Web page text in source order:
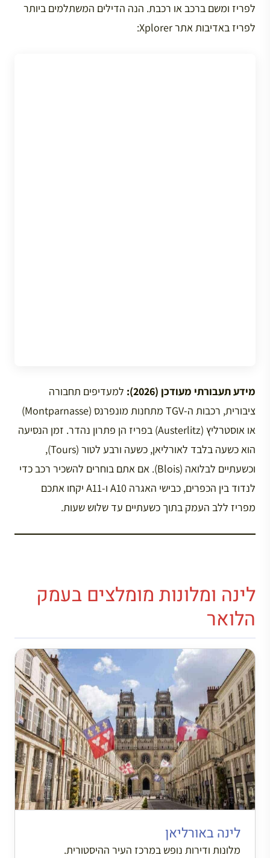
לפריז ומשם ברכב או רכבת. הנה הדילים המשתלמים ביותר
לפריז באדיבות אתר Xplorer:
מידע תעבורתי מעודכן (2026):
למעדיפים תחבורה
ציבורית, רכבות ה-TGV מתחנות מונפרנס (Montparnasse)
או אוסטרליץ (Austerlitz) בפריז הן פתרון נהדר. זמן הנסיעה
הוא כשעה בלבד לאורליאן, כשעה ורבע לטור (Tours),
וכשעתיים לבלואה (Blois). אם אתם בוחרים להשכיר רכב כדי
לנדוד בין הכפרים, כבישי האגרה A10 ו-A11 יקחו אתכם
מפריז ללב העמק בתוך כשעתיים עד שלוש שעות.
לינה ומלונות מומלצים בעמק
הלואר
לינה באורליאן
מלונות ודירות נופש במרכז העיר ההיסטורית.